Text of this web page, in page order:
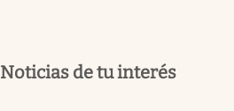
Noticias de tu interés